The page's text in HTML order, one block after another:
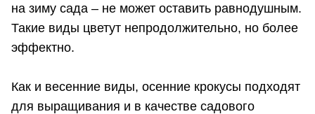
на зиму сада – не может оставить равнодушным.
Такие виды цветут непродолжительно, но более
эффектно.
Как и весенние виды, осенние крокусы подходят
для выращивания и в качестве садового